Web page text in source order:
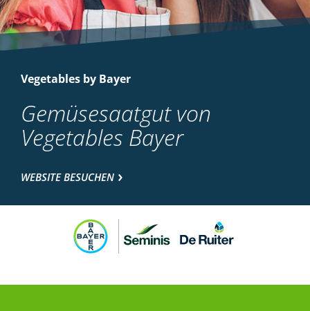
Vegetables by Bayer
Gemüsesaatgut von
Vegetables Bayer
WEBSITE BESUCHEN